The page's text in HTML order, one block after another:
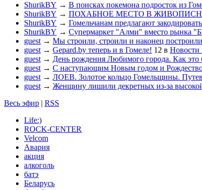
ShurikBY → В поисках покемона подросток из
ShurikBY → ПОХАБНОЕ МЕСТО В
ShurikBY → Гомельчанам предлагают
ShurikBY → Супермаркет "Алми" вместо рынка
guest → Мы строили, строили и наконец построили
guest → Gepard.by теперь и в Гомеле! 12 в Новости
guest → День рождения Любимого города. Как это
guest → С наступающим Новым годом и
guest → ЛОЕВ. Золотое кольцо Гомельщины.
guest → Женщину лишили декретных из-за
Весь эфир | RSS
Life:)
ROCK-CENTER
Velcom
Авария
акция
алкоголь
батэ
Беларусь